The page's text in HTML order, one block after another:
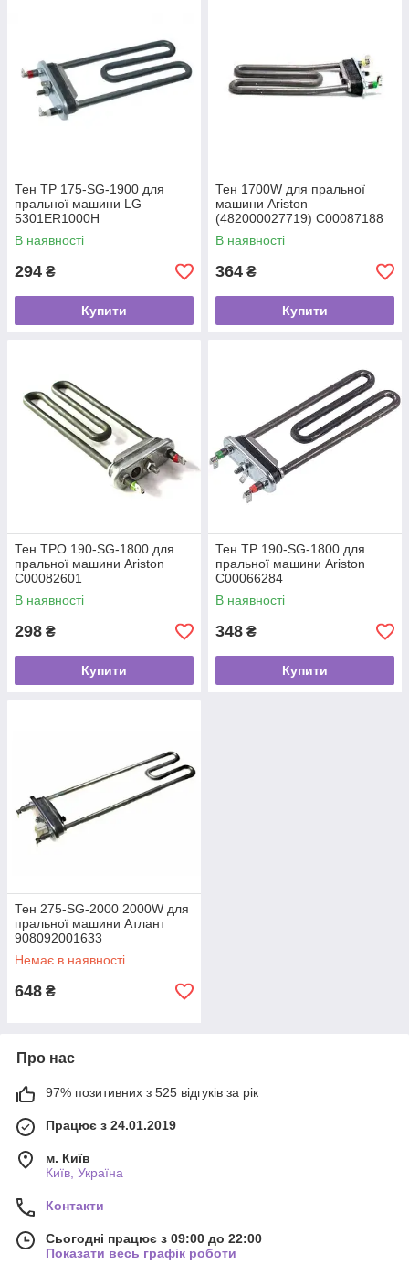
Тен TP 175-SG-1900 для
пральної машини LG
5301ER1000H
В наявності
294 ₴
Купити
Тен 1700W для пральної
машини Ariston
(482000027719) C00087188
В наявності
364 ₴
Купити
Тен TPO 190-SG-1800 для
пральної машини Ariston
C00082601
В наявності
298 ₴
Купити
Тен TP 190-SG-1800 для
пральної машини Ariston
C00066284
В наявності
348 ₴
Купити
Тен 275-SG-2000 2000W для
пральної машини Атлант
908092001633
Немає в наявності
648 ₴
Про нас
97% позитивних з 525 відгуків за рік
Працює з 24.01.2019
м. Київ
Київ, Україна
Контакти
Сьогодні працює з 09:00 до 22:00
Показати весь графік роботи